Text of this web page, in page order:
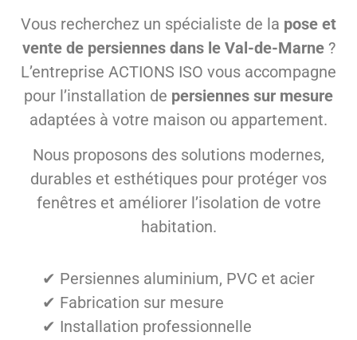
Vous recherchez un spécialiste de la pose et
vente de persiennes dans le Val-de-Marne?
L’entreprise ACTIONS ISO vous accompagne
pour l’installation de persiennes sur mesure
adaptées à votre maison ou appartement.
Nous proposons des solutions modernes,
durables et esthétiques pour protéger vos
fenêtres et améliorer l’isolation de votre
habitation.
✔ Persiennes aluminium, PVC et acier
✔ Fabrication sur mesure
✔ Installation professionnelle